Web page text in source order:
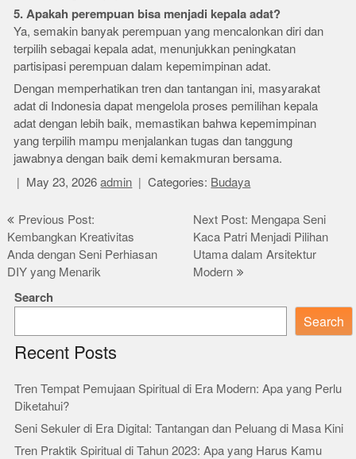
5. Apakah perempuan bisa menjadi kepala adat?
Ya, semakin banyak perempuan yang mencalonkan diri dan
terpilih sebagai kepala adat, menunjukkan peningkatan
partisipasi perempuan dalam kepemimpinan adat.
Dengan memperhatikan tren dan tantangan ini, masyarakat
adat di Indonesia dapat mengelola proses pemilihan kepala
adat dengan lebih baik, memastikan bahwa kepemimpinan
yang terpilih mampu menjalankan tugas dan tanggung
jawabnya dengan baik demi kemakmuran bersama.
May 23, 2026 admin Categories: Budaya
Post
navigation
Previous Post:
Kembangkan Kreativitas
Anda dengan Seni Perhiasan
DIY yang Menarik
Next Post: Mengapa Seni
Kaca Patri Menjadi Pilihan
Utama dalam Arsitektur
Modern
Search
Search
Recent Posts
Tren Tempat Pemujaan Spiritual di Era Modern: Apa yang Perlu
Diketahui?
Seni Sekuler di Era Digital: Tantangan dan Peluang di Masa Kini
Tren Praktik Spiritual di Tahun 2023: Apa yang Harus Kamu